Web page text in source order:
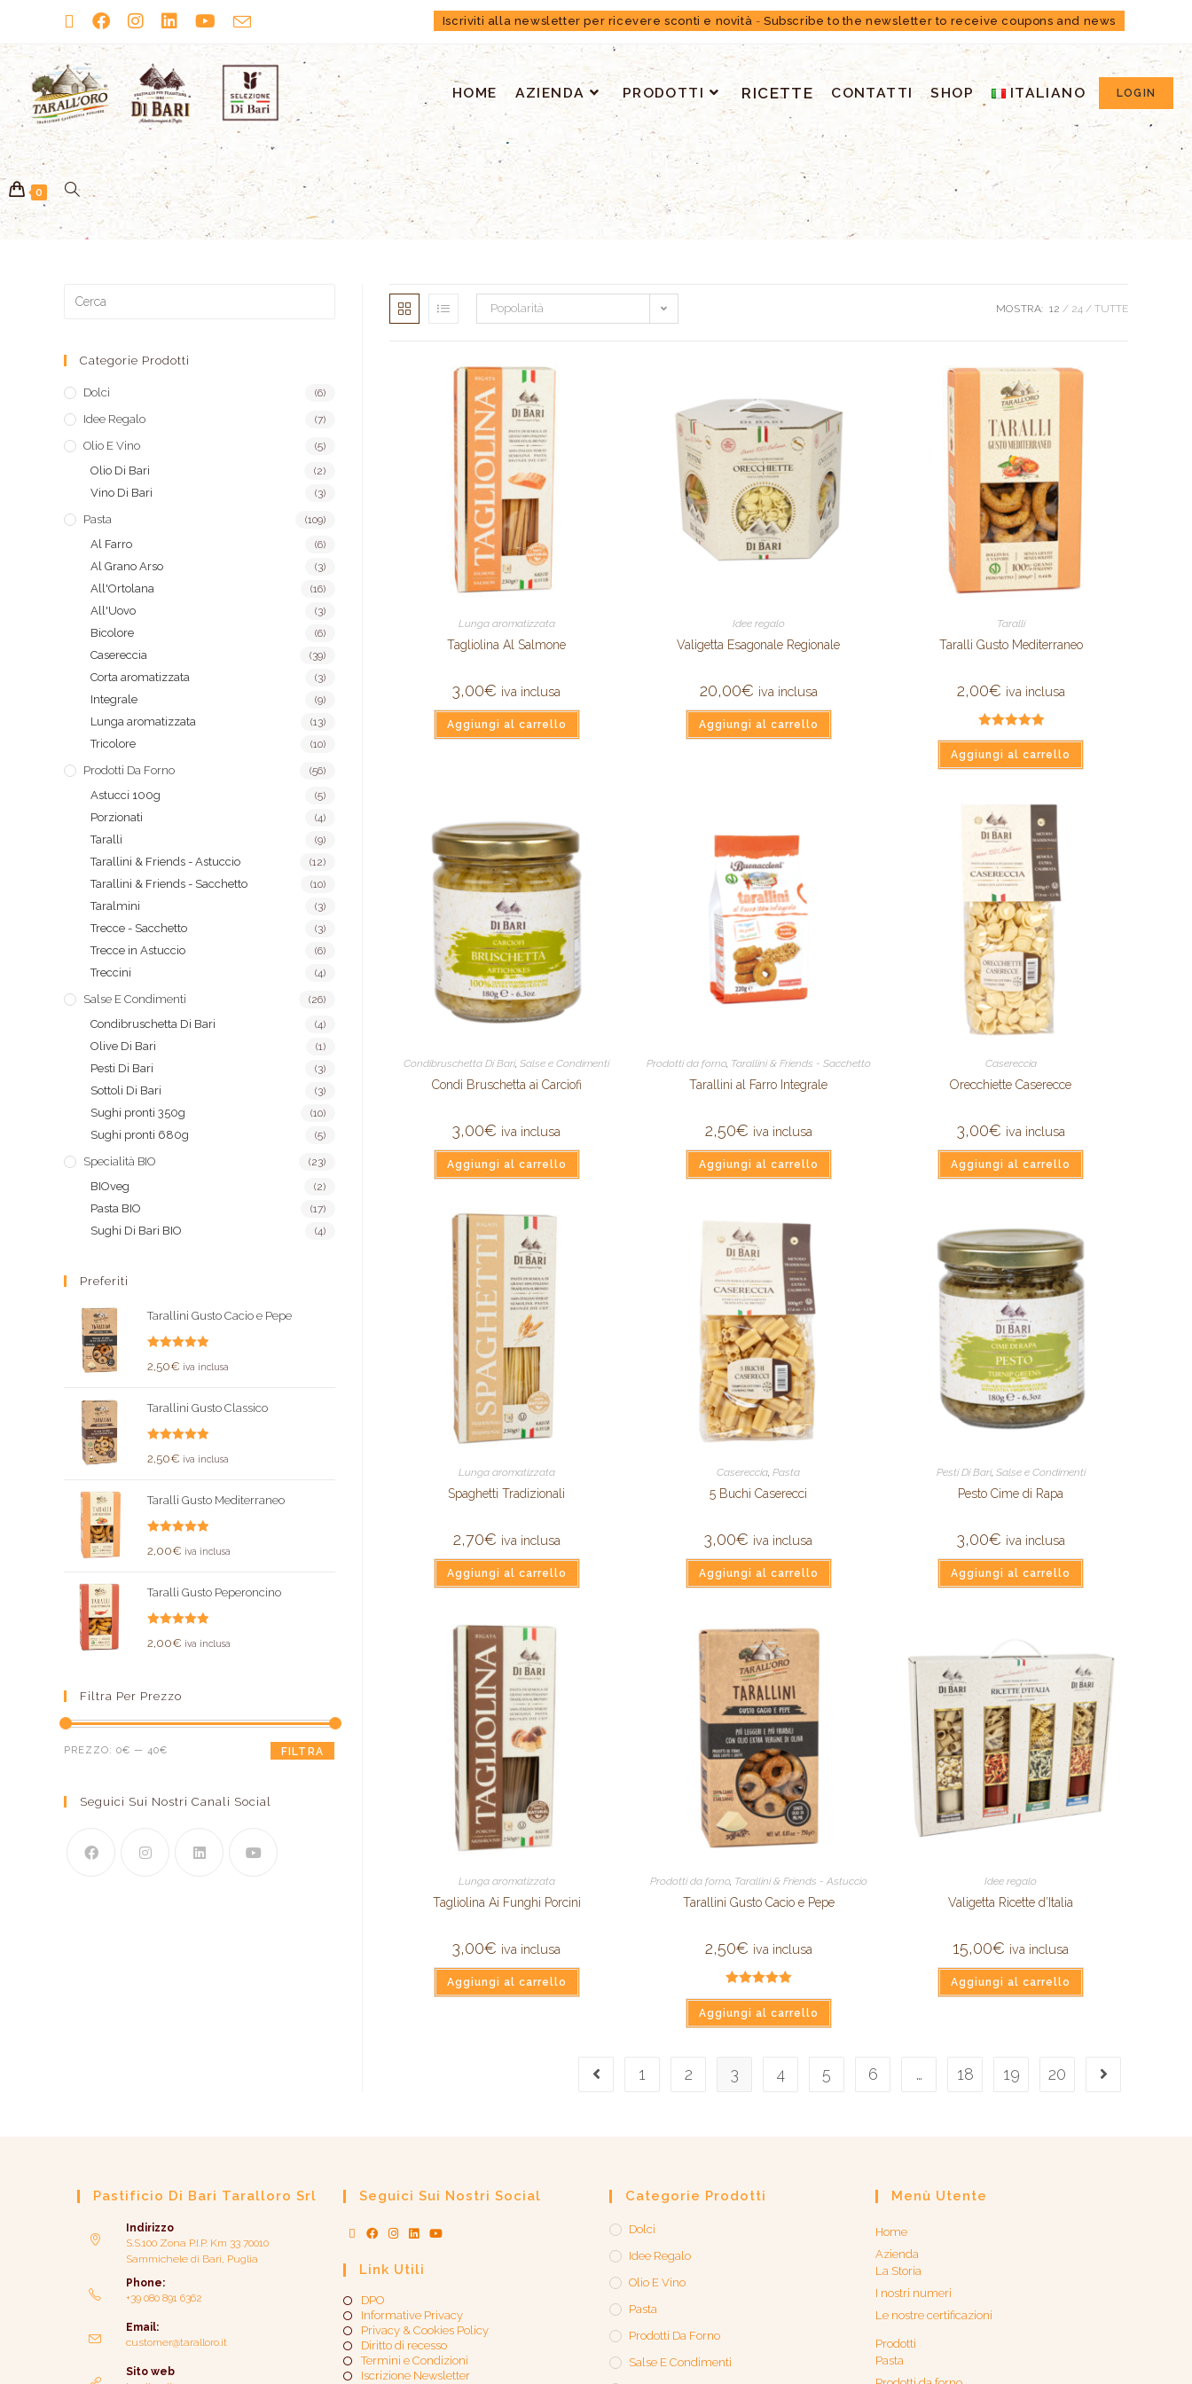
Iscriviti alla newsletter per ricevere sconti e novità - Subscribe to the newsletter to receive coupons and news
LOGIN
HOME AZIENDA PRODOTTI RICETTE CONTATTI SHOP ITALIANO
0
Popolarità MOSTRA: 12 24 TUTTE
Lunga aromatizzata
Tagliolina Al Salmone
3,00€ iva inclusa
Aggiungi al carrello
Idee regalo
Valigetta Esagonale Regionale
20,00€ iva inclusa
Aggiungi al carrello
Taralli
Taralli Gusto Mediterraneo
2,00€ iva inclusa
Valutato
5.00 su 5
Aggiungi al carrello
Condibruschetta Di Bari,Salse e Condimenti
Condi Bruschetta ai Carciofi
3,00€ iva inclusa
Aggiungi al carrello
Prodotti da forno, Tarallini & Friends - Sacchetto
Tarallini al Farro Integrale
2,50€ iva inclusa
Aggiungi al carrello
Casereccia
Orecchiette Caserecce
3,00€ iva inclusa
Aggiungi al carrello
Lunga aromatizzata
Spaghetti Tradizionali
2,70€ iva inclusa
Aggiungi al carrello
Casereccia,Pasta
5 Buchi Caserecci
3,00€ iva inclusa
Aggiungi al carrello
Pesti Di Bari, Salse e Condimenti
Pesto Cime di Rapa
3,00€ iva inclusa
Aggiungi al carrello
Lunga aromatizzata
Tagliolina Ai Funghi Porcini
3,00€ iva inclusa
Aggiungi al carrello
Prodotti da forno, Tarallini & Friends - Astuccio
Tarallini Gusto Cacio e Pepe
2,50€ iva inclusa
Valutato
5.00 su 5
Aggiungi al carrello
Idee regalo
Valigetta Ricette d’Italia
15,00€ iva inclusa
Aggiungi al carrello
1 2 3 4 5 6 … 18 19 20
Categorie Prodotti
Dolci (6)
Idee Regalo (7)
Olio E Vino (5)
Olio Di Bari (2)
Vino Di Bari (3)
Pasta (109)
Al Farro (6)
Al Grano Arso (3)
All'Ortolana (16)
All'Uovo (3)
Bicolore (6)
Casereccia (39)
Corta aromatizzata (3)
Integrale (9)
Lunga aromatizzata (13)
Tricolore (10)
Prodotti Da Forno (56)
Astucci 100g (5)
Porzionati (4)
Taralli (9)
Tarallini & Friends - Astuccio (12)
Tarallini & Friends - Sacchetto (10)
Taralmini (3)
Trecce - Sacchetto (3)
Trecce in Astuccio (6)
Treccini (4)
Salse E Condimenti (26)
Condibruschetta Di Bari (4)
Olive Di Bari (1)
Pesti Di Bari (3)
Sottoli Di Bari (3)
Sughi pronti 350g (10)
Sughi pronti 680g (5)
Specialità BIO (23)
BIOveg (2)
Pasta BIO (17)
Sughi Di Bari BIO (4)
Preferiti
Tarallini Gusto Cacio e Pepe
2,50€ iva inclusa
Tarallini Gusto Classico
2,50€ iva inclusa
Taralli Gusto Mediterraneo
2,00€ iva inclusa
Taralli Gusto Peperoncino
2,00€ iva inclusa
Filtra Per Prezzo
FILTRA
PREZZO: 0€ — 40€
Seguici Sui Nostri Canali Social
Pastificio Di Bari Taralloro Srl
Indirizzo
S.S.100 Zona P.I.P. Km 33 70010
Sammichele di Bari, Puglia
Phone:
+39 080 891 6362
Email:
customer@taralloro.it
Sito web
Seguici Sui Nostri Social
Link Utili
DPO
Informative Privacy
Privacy & Cookies Policy
Diritto di recesso
Termini e Condizioni
Iscrizione Newsletter
Categorie Prodotti
Dolci
Idee Regalo
Olio E Vino
Pasta
Prodotti Da Forno
Salse E Condimenti
Menù Utente
Home
Azienda
La Storia
I nostri numeri
Le nostre certificazioni
Prodotti
Pasta